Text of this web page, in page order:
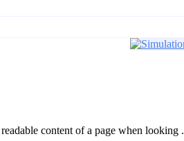
content of a page when looking .